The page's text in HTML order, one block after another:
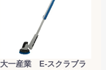
大一産業 E-スクラブラ